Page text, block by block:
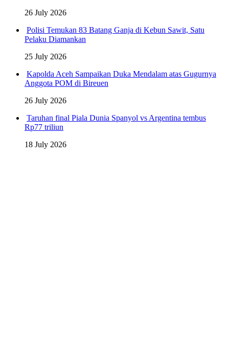
26 July 2026
Polisi Temukan 83 Batang Ganja di Kebun Sawit, Satu
Pelaku Diamankan
25 July 2026
Kapolda Aceh Sampaikan Duka Mendalam atas Gugurnya
Anggota POM di Bireuen
26 July 2026
Taruhan final Piala Dunia Spanyol vs Argentina tembus
Rp77 triliun
18 July 2026